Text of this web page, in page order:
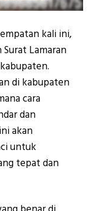
kali ini,
Lamaran
di kabupaten
cara
dan
akan
untuk
tepat dan